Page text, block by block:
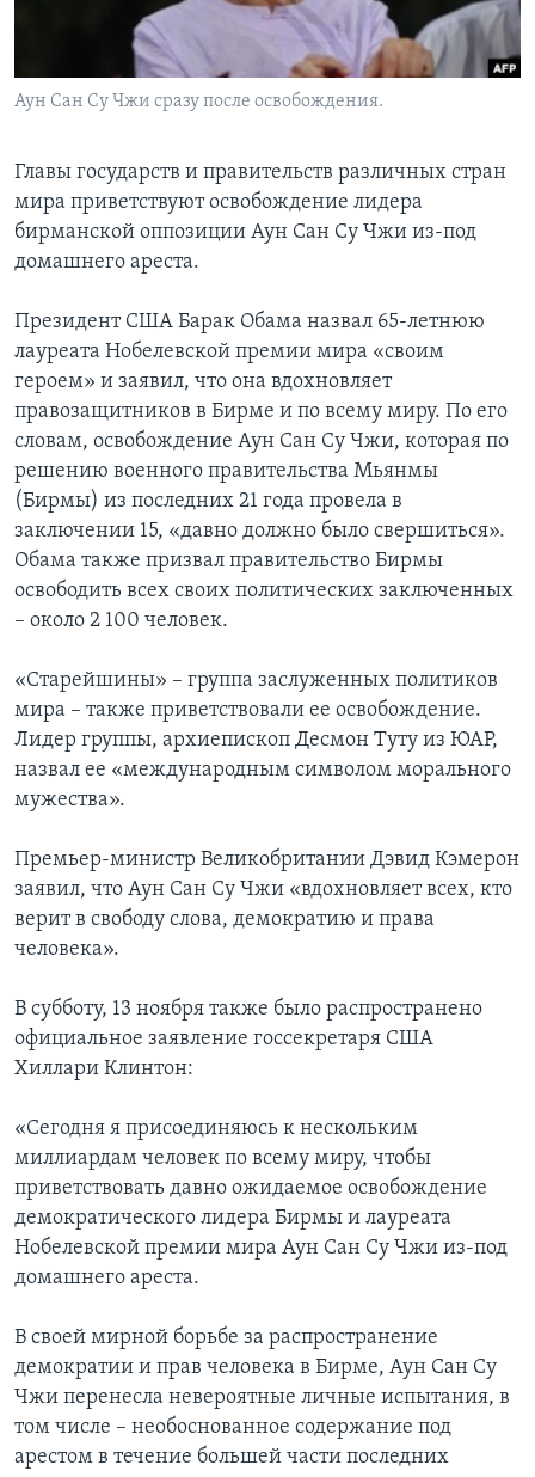
Learning English
СОЦИАЛЬНЫЕ СЕТИ
Языки
Аун Сан Су Чжи сразу после освобождения.
Главы государств и правительств различных стран
мира приветствуют освобождение лидера
бирманской оппозиции Аун Сан Су Чжи из-под
домашнего ареста.
Президент США Барак Обама назвал 65-летнюю
лауреата Нобелевской премии мира «своим
героем» и заявил, что она вдохновляет
правозащитников в Бирме и по всему миру. По его
словам, освобождение Аун Сан Су Чжи, которая по
решению военного правительства Мьянмы
(Бирмы) из последних 21 года провела в
заключении 15, «давно должно было свершиться».
Обама также призвал правительство Бирмы
освободить всех своих политических заключенных
– около 2 100 человек.
«Старейшины» – группа заслуженных политиков
мира – также приветствовали ее освобождение.
Лидер группы, архиепископ Десмон Туту из ЮАР,
назвал ее «международным символом морального
мужества».
Премьер-министр Великобритании Дэвид Кэмерон
заявил, что Аун Сан Су Чжи «вдохновляет всех, кто
верит в свободу слова, демократию и права
человека».
В субботу, 13 ноября также было распространено
официальное заявление госсекретаря США
Хиллари Клинтон:
«Сегодня я присоединяюсь к нескольким
миллиардам человек по всему миру, чтобы
приветствовать давно ожидаемое освобождение
демократического лидера Бирмы и лауреата
Нобелевской премии мира Аун Сан Су Чжи из-под
домашнего ареста.
В своей мирной борьбе за распространение
демократии и прав человека в Бирме, Аун Сан Су
Чжи перенесла невероятные личные испытания, в
том числе – необоснованное содержание под
арестом в течение большей части последних